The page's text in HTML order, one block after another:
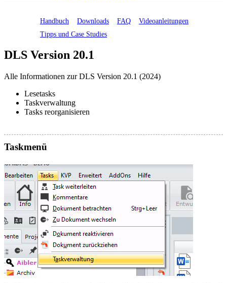
Handbuch Downloads FAQ
Videoanleitungen
Tipps und Case Studies
DLS Version 20.1
Alle Informationen zur DLS Version 20.1 (2024)
Lesetasks
Taskverwaltung
Tasks reorganisieren
Taskmenü